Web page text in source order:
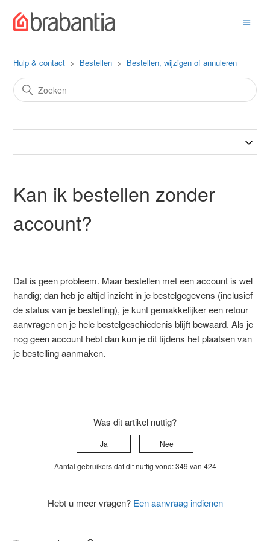
Hulp & contact Bestellen Bestellen, wijzigen of annuleren
Kan ik bestellen zonder
account?
Dat is geen probleem. Maar bestellen met een account is wel
handig; dan heb je altijd inzicht in je bestelgegevens (inclusief
de status van je bestelling), je kunt gemakkelijker een retour
aanvragen en je hele bestelgeschiedenis blijft bewaard. Als je
nog geen account hebt dan kun je dit tijdens het plaatsen van
je bestelling aanmaken.
Was dit artikel nuttig?
Ja Nee
Aantal gebruikers dat dit nuttig vond: 349 van 424
Hebt u meer vragen? Een aanvraag indienen